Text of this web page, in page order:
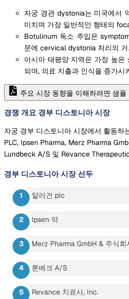
자궁 경관 dystonia는 미국에서
미치며 가장 일반적인 형태의
Botulinum 독소 주입은
문에 cervical dystonia 처리의
아시아 태평양 지역은 가장 높은
되며, 의료 지출과 인식을 증가시
주요 시장 동향을 이해하려면 샘플
경쟁 개요 경부 디스토니아 시장
자궁 경부 디스토니아 시장에서 활동하
PLC, Ipsen Pharma, Merz Pharma
Lundbeck A/S 및 Revance
경부 디스토니아 시장 선두
알러건 plc
Ipsen 약
Merz Pharma GmbH & 주식회
룬베크 A/S
Revance 치료사, Inc.